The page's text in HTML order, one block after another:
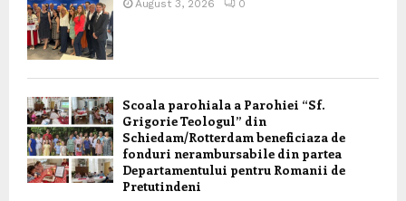
August 3, 2026 0
Scoala parohiala a Parohiei “Sf.
Grigorie Teologul” din
Schiedam/Rotterdam beneficiaza de
fonduri nerambursabile din partea
Departamentului pentru Romanii de
Pretutindeni